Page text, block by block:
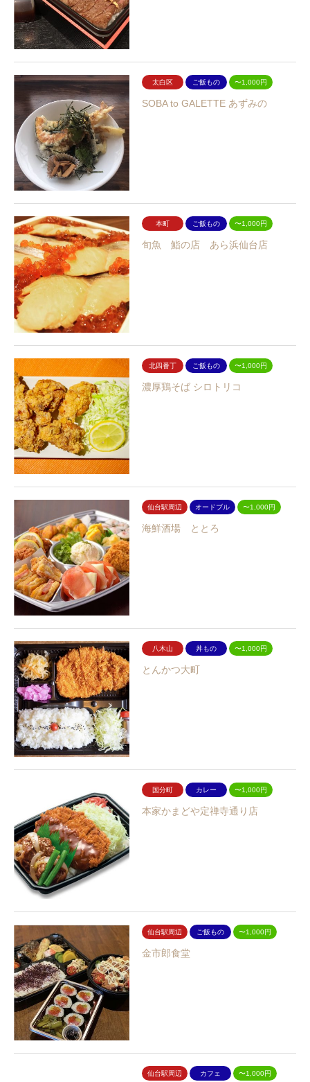
太白区 ご飯もの 〜1,000円
SOBA to GALETTE あずみの
本町 ご飯もの 〜1,000円
旬魚 鮨の店 あら浜仙台店
北四番丁 ご飯もの 〜1,000円
濃厚鶏そば シロトリコ
仙台駅周辺 オードブル 〜1,000円
海鮮酒場 ととろ
八木山 丼もの 〜1,000円
とんかつ大町
国分町 カレー 〜1,000円
本家かまどや定禅寺通り店
仙台駅周辺 ご飯もの 〜1,000円
金市郎食堂
仙台駅周辺 カフェ 〜1,000円